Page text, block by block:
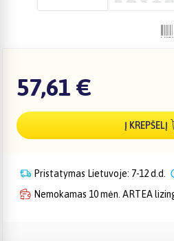
57,61 €
Į KREPŠELĮ
Pristatymas Lietuvoje: 7-12 d.d.
Nemokamas 10 mėn. ARTEA